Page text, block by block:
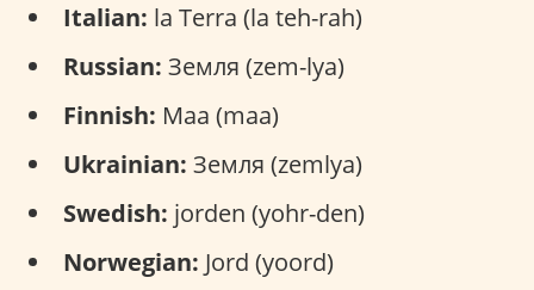
Italian: la Terra (la teh-rah)
Russian: Земля (zem-lya)
Finnish: Maa (maa)
Ukrainian: Земля (zemlya)
Swedish: jorden (yohr-den)
Norwegian: Jord (yoord)